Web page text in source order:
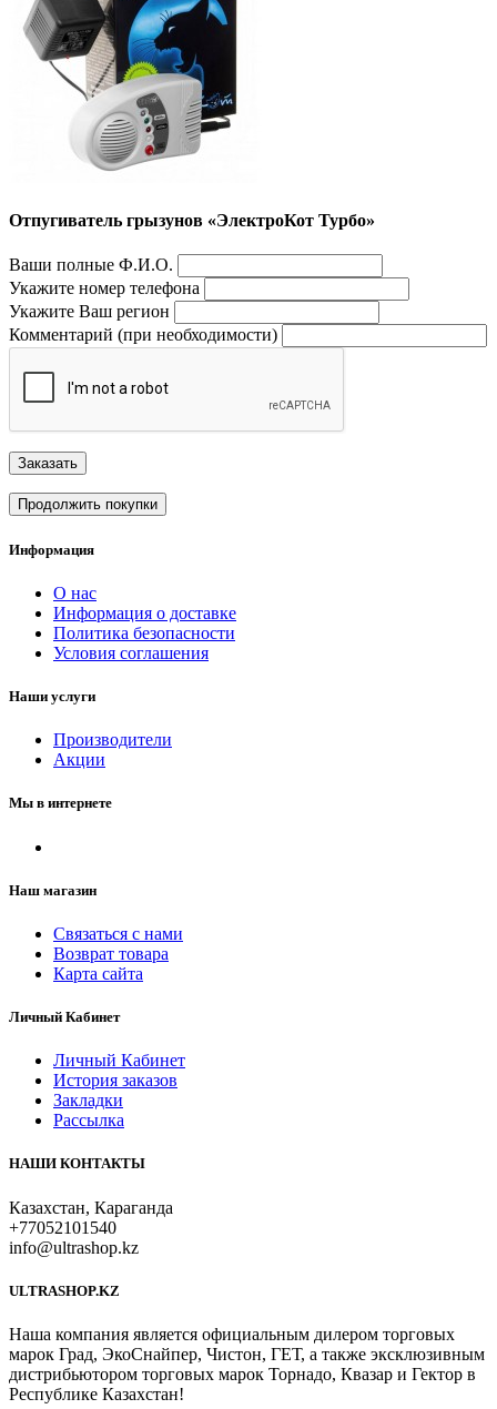
Отпугиватель грызунов «ЭлектроКот Турбо»
Ваши полные Ф.И.О.
Укажите номер телефона
Укажите Ваш регион
Комментарий (при необходимости)
Заказать
Продолжить покупки
Информация
О нас
Информация о доставке
Политика безопасности
Условия соглашения
Наши услуги
Производители
Акции
Мы в интернете
Наш магазин
Связаться с нами
Возврат товара
Карта сайта
Личный Кабинет
Личный Кабинет
История заказов
Закладки
Рассылка
НАШИ КОНТАКТЫ
Казахстан, Караганда
+77052101540
info@ultrashop.kz
ULTRASHOP.KZ
Наша компания является официальным дилером торговых
марок Град, ЭкоСнайпер, Чистон, ГЕТ, а также эксклюзивным
дистрибьютором торговых марок Торнадо, Квазар и Гектор в
Республике Казахстан!